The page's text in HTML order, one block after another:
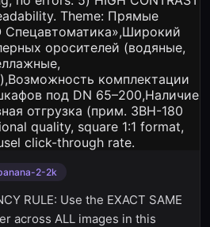
2-2k
RULE: Use the EXACT SAME
across ALL images in this